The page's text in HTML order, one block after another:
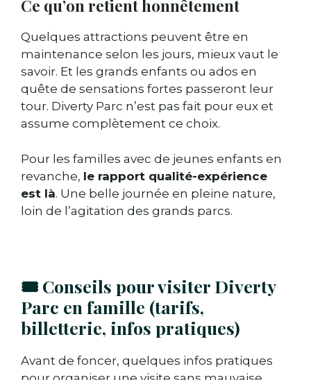
Ce qu’on retient honnêtement
Quelques attractions peuvent être en
maintenance selon les jours, mieux vaut le
savoir. Et les grands enfants ou ados en
quête de sensations fortes passeront leur
tour. Diverty Parc n’est pas fait pour eux et
assume complètement ce choix.
Pour les familles avec de jeunes enfants en
revanche, le rapport qualité-expérience
est là. Une belle journée en pleine nature,
loin de l’agitation des grands parcs.
🎟️ Conseils pour visiter Diverty
Parc en famille (tarifs,
billetterie, infos pratiques)
Avant de foncer, quelques infos pratiques